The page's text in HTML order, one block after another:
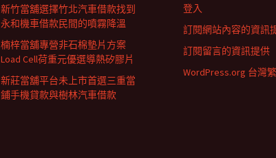
新竹當舖選擇竹北汽車借款找到
永和機車借款民間的噴霧降溫
楠梓當舖專營非石棉墊片方案
Load Cell荷重元優選導熱矽膠片
新莊當舖平台未上市首選三重當
鋪手機貸款與樹林汽車借款
登入
訂閱網站內容的資訊
訂閱留言的資訊提供
WordPress.org 台灣